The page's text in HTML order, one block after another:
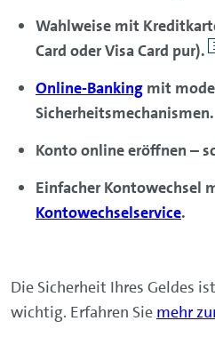
Wahlweise mit
Card oder Visa Card pur).
Online-Banking mit
Sicherheitsmechanismen.
Konto online eröffnen –
Einfacher Kontowechsel
Kontowechselservice.
Die Sicherheit Ihres Geldes
wichtig. Erfahren Sie mehr